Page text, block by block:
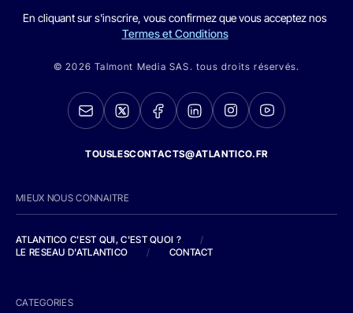
En cliquant sur s'inscrire, vous confirmez que vous acceptez nos
Termes et Conditions
© 2026 Talmont Media SAS. tous droits réservés.
TOUSLESCONTACTS@ATLANTICO.FR
MIEUX NOUS CONNAITRE
ATLANTICO C'EST QUI, C'EST QUOI ?
/
LE RESEAU D'ATLANTICO
/ CONTACT
CATEGORIES